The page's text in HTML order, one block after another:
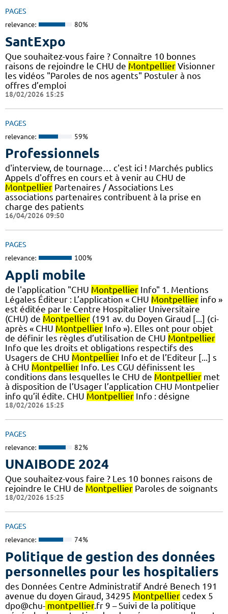
PAGES
relevance: 80%
SantExpo
Que souhaitez-vous faire ? Connaître 10 bonnes
raisons de rejoindre le CHU de Montpellier Visionner
les vidéos "Paroles de nos agents" Postuler à nos
offres d’emploi
18/02/2026 15:25
PAGES
relevance: 59%
Professionnels
d'interview, de tournage… c'est ici ! Marchés publics
Appels d'offres en cours et à venir au CHU de
Montpellier Partenaires / Associations Les
associations partenaires contribuent à la prise en
charge des patients
16/04/2026 09:50
PAGES
relevance: 100%
Appli mobile
de l'application "CHU Montpellier Info" 1. Mentions
Légales Éditeur : L’application « CHU Montpellier info »
est éditée par le Centre Hospitalier Universitaire
(CHU) de Montpellier (191 av. du Doyen Giraud [...] (ci-
après « CHU Montpellier Info »). Elles ont pour objet
de définir les règles d’utilisation de CHU Montpellier
Info que les droits et obligations respectifs des
Usagers de CHU Montpellier Info et de l’Editeur [...] s
à CHU Montpellier Info. Les CGU définissent les
conditions dans lesquelles le CHU de Montpellier met
à disposition de l’Usager l’application CHU Montpelier
info qu’il édite. CHU Montpellier Info : désigne
18/02/2026 15:25
PAGES
relevance: 82%
UNAIBODE 2024
Que souhaitez-vous faire ? Les 10 bonnes raisons de
rejoindre le CHU de Montpellier Paroles de soignants
18/02/2026 15:25
PAGES
relevance: 74%
Politique de gestion des données
personnelles pour les hospitaliers
des Données Centre Administratif André Benech 191
avenue du doyen Giraud, 34295 Montpellier cedex 5
dpo@chu- montpellier.fr 9 – Suivi de la politique